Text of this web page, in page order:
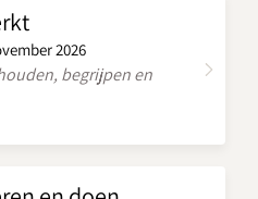
2026
begrijpen en